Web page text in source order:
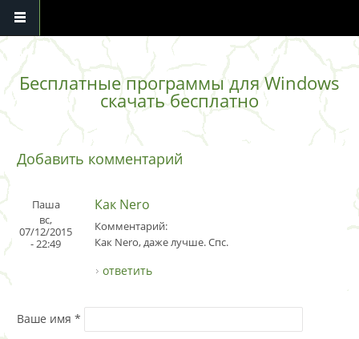
Перейти к основному содержанию
Бесплатные программы для Windows
скачать бесплатно
Добавить комментарий
Паша
вс,
07/12/2015
- 22:49
Как Nero
Комментарий:
Как Nero, даже лучше. Спс.
ответить
Ваше имя *